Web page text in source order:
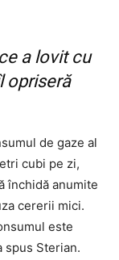
a lovit cu
opriseră
de gaze al
cubi pe zi,
închidă anumite
cererii mici.
este
spus Sterian.